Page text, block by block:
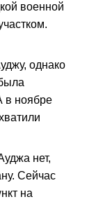
военной
однако
в ноябре
нет,
Сейчас
на